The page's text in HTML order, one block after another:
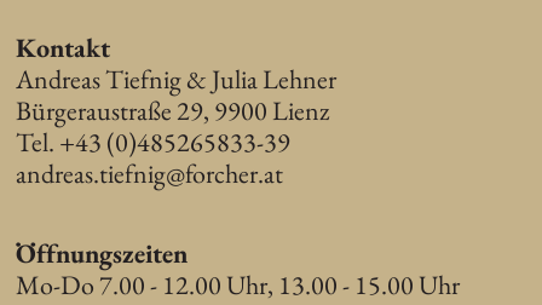
Kontakt
Andreas Tiefnig & Julia Lehner
Bürgeraustraße 29, 9900 Lienz
Tel. +43 (0)485265833-39
andreas.tiefnig@forcher.at
Öffnungszeiten
Mo-Do 7.00 - 12.00 Uhr, 13.00 - 15.00 Uhr